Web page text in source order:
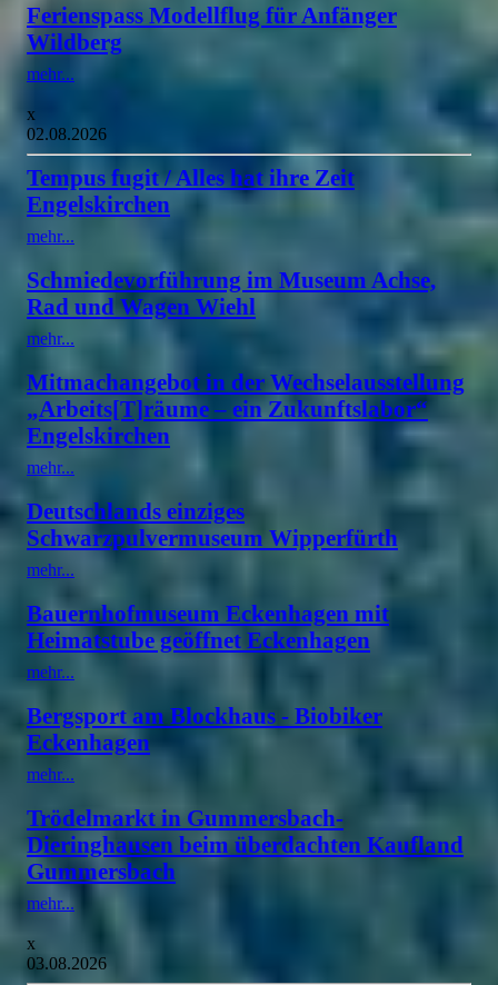
Ferienspass Modellflug für Anfänger
Wildberg
mehr...
x
02.08.2026
Tempus fugit / Alles hat ihre Zeit
Engelskirchen
mehr...
Schmiedevorführung im Museum Achse,
Rad und Wagen Wiehl
mehr...
Mitmachangebot in der Wechselausstellung
„Arbeits[T]räume – ein Zukunftslabor“
Engelskirchen
mehr...
Deutschlands einziges
Schwarzpulvermuseum Wipperfürth
mehr...
Bauernhofmuseum Eckenhagen mit
Heimatstube geöffnet Eckenhagen
mehr...
Bergsport am Blockhaus - Biobiker
Eckenhagen
mehr...
Trödelmarkt in Gummersbach-
Dieringhausen beim überdachten Kaufland
Gummersbach
mehr...
x
03.08.2026